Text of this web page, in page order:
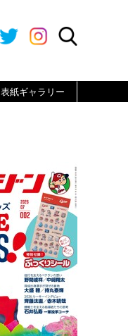
表紙ギャラリー